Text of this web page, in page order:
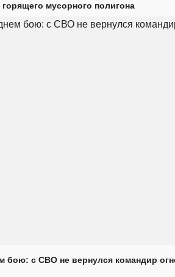
мусорного полигона
с СВО не вернулся командир